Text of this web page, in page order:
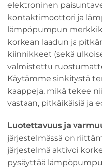
elektroninen
kontaktimoottori ja
lämpöpumpun
korkean laadun ja
kiinnikkeet (sekä
valmistettu
Käytämme sinkitystä
kaappeja, mikä tekee
vastaan, pitkäikäisiä ja
Luotettavuus ja
järjestelmässä on
järjestelmä aktivoi
pysäyttää